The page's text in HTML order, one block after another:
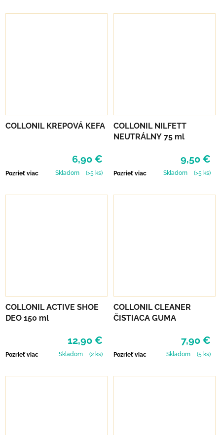
COLLONIL KREPOVÁ KEFA
6,90 €
Pozrieť viac Skladom (>5 ks)
COLLONIL NILFETT
NEUTRÁLNY 75 ml
9,50 €
Pozrieť viac Skladom (>5 ks)
COLLONIL ACTIVE SHOE
DEO 150 ml
12,90 €
Pozrieť viac Skladom (2 ks)
COLLONIL CLEANER
ČISTIACA GUMA
7,90 €
Pozrieť viac Skladom (5 ks)